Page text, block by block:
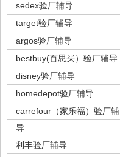
sedex验厂辅导
target验厂辅导
argos验厂辅导
bestbuy(百思买）验厂辅导
disney验厂辅导
homedepot验厂辅导
carrefour（家乐福）验厂辅
导
利丰验厂辅导